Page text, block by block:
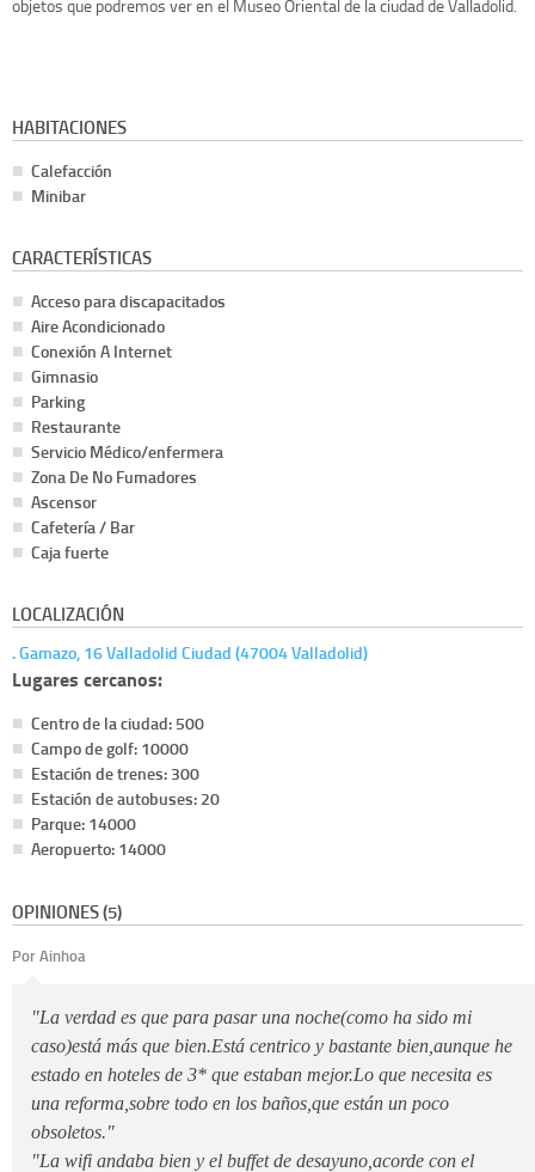
objetos que podremos ver en el Museo Oriental de la ciudad de Valladolid.
HABITACIONES
Calefacción
Minibar
CARACTERÍSTICAS
Acceso para discapacitados
Aire Acondicionado
Conexión A Internet
Gimnasio
Parking
Restaurante
Servicio Médico/enfermera
Zona De No Fumadores
Ascensor
Cafetería / Bar
Caja fuerte
LOCALIZACIÓN
. Gamazo, 16 Valladolid Ciudad (47004 Valladolid)
Lugares cercanos:
Centro de la ciudad: 500
Campo de golf: 10000
Estación de trenes: 300
Estación de autobuses: 20
Parque: 14000
Aeropuerto: 14000
OPINIONES (5)
Por Ainhoa
"La verdad es que para pasar una noche(como ha sido mi
caso)está más que bien.Está centrico y bastante bien,aunque he
estado en hoteles de 3* que estaban mejor.Lo que necesita es
una reforma,sobre todo en los baños,que están un poco
obsoletos."
"La wifi andaba bien y el buffet de desayuno,acorde con el